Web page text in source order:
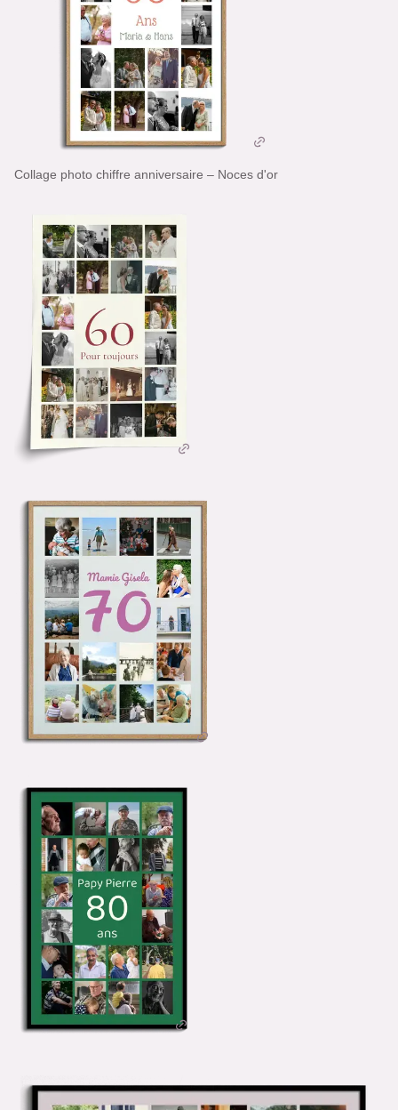
Collage photo chiffre anniversaire – Noces d'or